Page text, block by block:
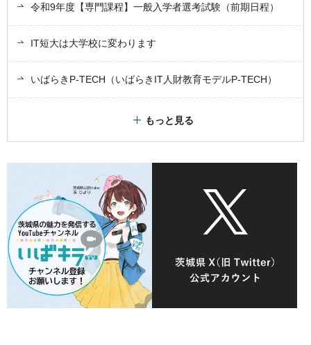
令和9年度【専門課程】一般入学者選考試験（前期日程）
IT短大は大学校に変わります
いばらきP-TECH（いばらきIT人財教育モデルP-TECH）
もっと見る